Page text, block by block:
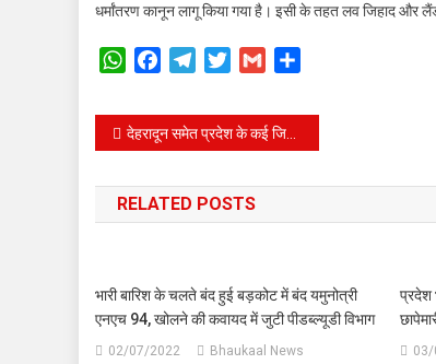
धर्मांतरण कानून लागू किया गया है। इसी के तहत लव जिहाद और
WhatsAppFacebookTelegramTwitterGmail
Post
navigation
देहरादून समेत प्रदेश के कई जिलों में स्कूलों की छुट्टी घोषित।
RELATED POSTS
भारी बारिश के चलते बंद हुई बड़कोट में बंद यमुनोत्री
एनएच 94, खोलने की कवायद में जुटी पीडब्ल्यूडी विभाग
02/07/2022 Bhaukaal News
प्रदेश